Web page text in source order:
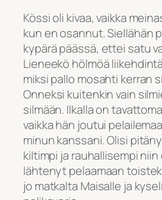
Kössi oli kivaa, vaikka
kun en osannut. Siellähän
kypärä päässä, ettei satu
Lieneekö hölmöä
miksi pallo mosahti kerran
Onneksi kuitenkin vain
silmään. Ilkalla on
vaikka hän joutui
minun kanssani. Olisi
kiltimpi ja rauhallisempi
lähtenyt pelaamaan
jo matkalta Maisalle ja